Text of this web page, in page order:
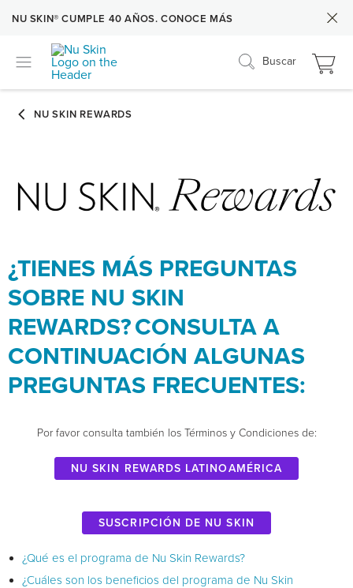
NU SKIN® CUMPLE 40 AÑOS. CONOCE MÁS
Buscar
¿TIENES MÁS PREGUNTAS
SOBRE NU SKIN
REWARDS? CONSULTA A
CONTINUACIÓN ALGUNAS
PREGUNTAS FRECUENTES:
Por favor consulta también los Términos y Condiciones de:
Nu Skin Rewards Latinoamérica
Suscripción de Nu Skin
¿Qué es el programa de Nu Skin Rewards?
¿Cuáles son los beneficios del programa de Nu Skin